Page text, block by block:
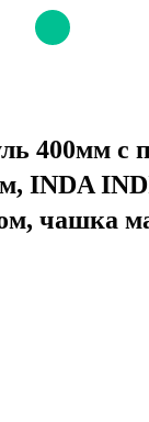
400мм с
INDA
чашка